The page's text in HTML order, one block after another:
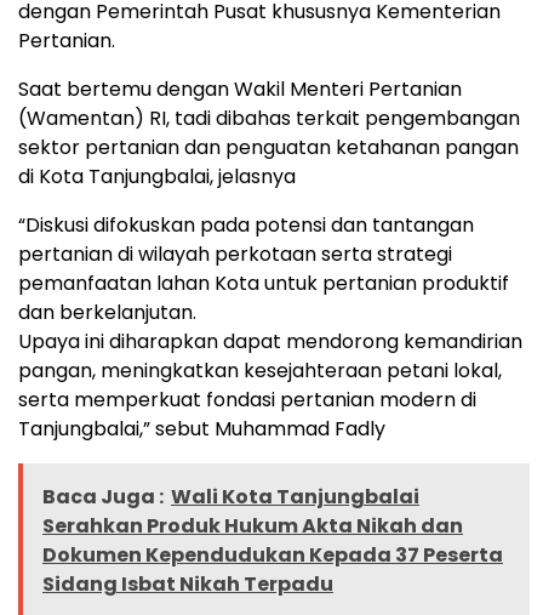
dengan Pemerintah Pusat khususnya Kementerian
Pertanian.
Saat bertemu dengan Wakil Menteri Pertanian
(Wamentan) RI, tadi dibahas terkait pengembangan
sektor pertanian dan penguatan ketahanan pangan
di Kota Tanjungbalai, jelasnya
“Diskusi difokuskan pada potensi dan tantangan
pertanian di wilayah perkotaan serta strategi
pemanfaatan lahan Kota untuk pertanian produktif
dan berkelanjutan.
Upaya ini diharapkan dapat mendorong kemandirian
pangan, meningkatkan kesejahteraan petani lokal,
serta memperkuat fondasi pertanian modern di
Tanjungbalai,” sebut Muhammad Fadly
Baca Juga : Wali Kota Tanjungbalai
Serahkan Produk Hukum Akta Nikah dan
Dokumen Kependudukan Kepada 37 Peserta
Sidang Isbat Nikah Terpadu